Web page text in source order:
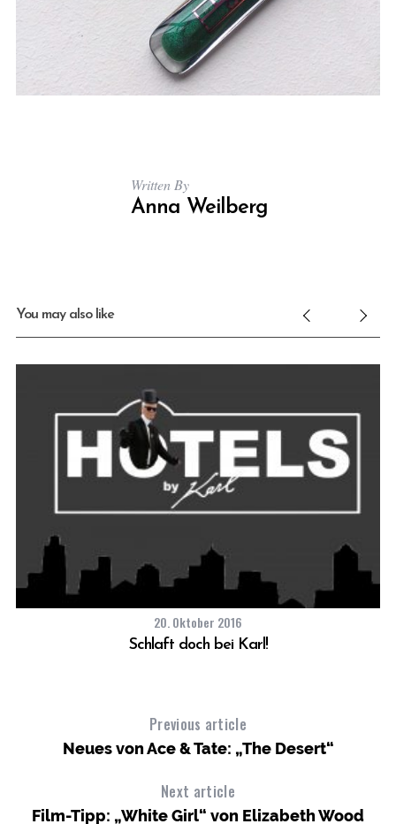
Written By
Anna Weilberg
You may also like
20. Oktober 2016
Schlaft doch bei Karl!
Previous article
Neues von Ace & Tate: „The Desert“
Next article
Film-Tipp: „White Girl“ von Elizabeth Wood